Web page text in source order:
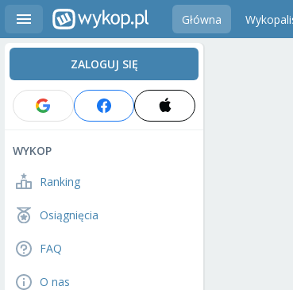
Główna
ZALOGUJ SIĘ
WYKOP
Ranking
Osiągnięcia
FAQ
O nas